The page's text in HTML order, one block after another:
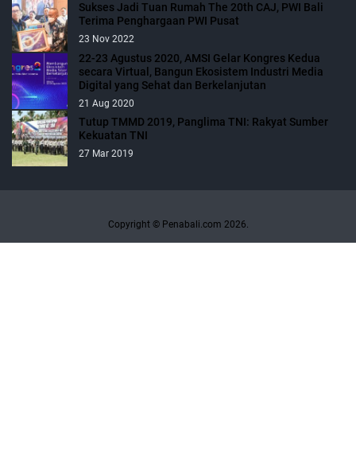
Sukses Jadi Tuan Rumah The 20th CAJ, PWI Bali
Terima Penghargaan PWI Pusat
23 Nov 2022
22-23 Agustus 2020, AMSI Gelar Kongres Kedua
secara Virtual, Bangun Ekosistem Industri Media
Digital yang Sehat dan Berkelanjutan
21 Aug 2020
Tutup TMMD 2019, Panglima TNI: Rakyat Sumber
Kekuatan TNI
27 Mar 2019
Copyright © Penabali.com 2026.